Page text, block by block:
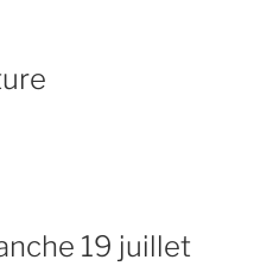
19 juillet